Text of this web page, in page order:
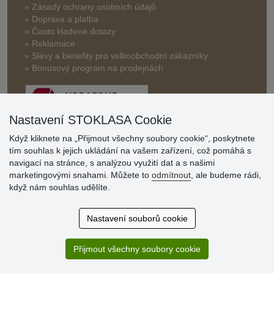
» Zásady ochrany osobních údajů
» Doprava a platba
» Často kladené dotazy
» Reklamace
» Slevy a benefity pro velkoobchodní zákazníky
» Bonusový program na prodejnách
Hodnocení
zákazníků
Super obchod, kvalitní zboží za slušné ceny. Vřele
Sortiment za fajn ceny a hlavně super rychlé dodání. Moc
Nastavení STOKLASA Cookie
Když kliknete na „Přijmout všechny soubory cookie“, poskytnete
tím souhlas k jejich ukládání na vašem zařízení, což pomáhá s
navigací na stránce, s analýzou využití dat a s našimi
marketingovými snahami. Můžete to odmítnout , ale budeme rádi,
když nám souhlas udělíte.
Nastavení souborů cookie
Přijmout všechny soubory cookie